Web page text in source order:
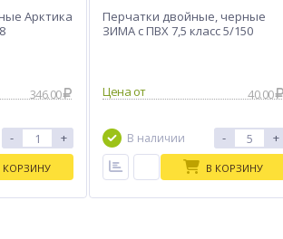
Арктика
346.00
- +
КОРЗИНУ
Перчатки двойные, черные
ЗИМА с ПВХ 7,5 класс 5/150
Цена от 40.00
В наличии - +
В КОРЗИНУ